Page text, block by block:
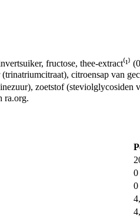
fructose, thee-extract⁽¹⁾
citroensap van
zoetstof (steviolglycosiden
ra.org.
0
0